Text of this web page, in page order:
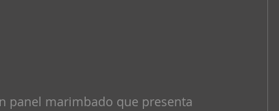
panel marimbado que presenta